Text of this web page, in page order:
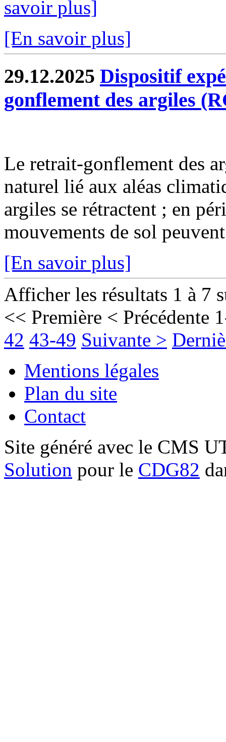
savoir plus]
[En savoir plus]
29.12.2025 Dispositif
gonflement des argiles
Le retrait-gonflement des
naturel lié aux aléas
argiles se rétractent ; en
mouvements de sol
[En savoir plus]
Afficher les résultats 1 à 7
<< Première < Précédente
42 43-49 Suivante >
Mentions légales
Plan du site
Contact
Site généré avec le CMS
Solution pour le CDG82